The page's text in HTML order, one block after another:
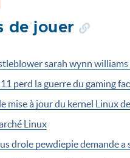
de jouer
sarah wynn
perd la guerre du gaming
mise à jour du kernel Linux
Linux
drole pewdiepie demande a